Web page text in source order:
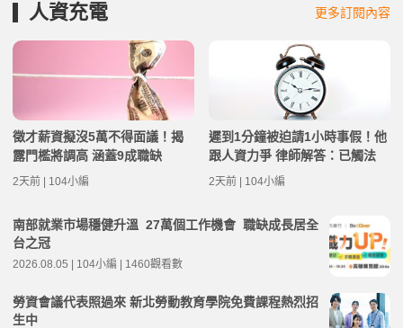
人資充電 更多訂閱內容
徵才薪資擬沒5萬不得面議！揭
露門檻將調高 涵蓋9成職缺
2天前 | 104小編
遲到1分鐘被迫請1小時事假！他
跟人資力爭 律師解答：已觸法
2天前 | 104小編
南部就業市場穩健升溫 27萬個工作機會 職缺成長居全
台之冠
2026.08.05 | 104小編 | 1460觀看數
勞資會議代表照過來 新北勞動教育學院免費課程熱烈招
生中